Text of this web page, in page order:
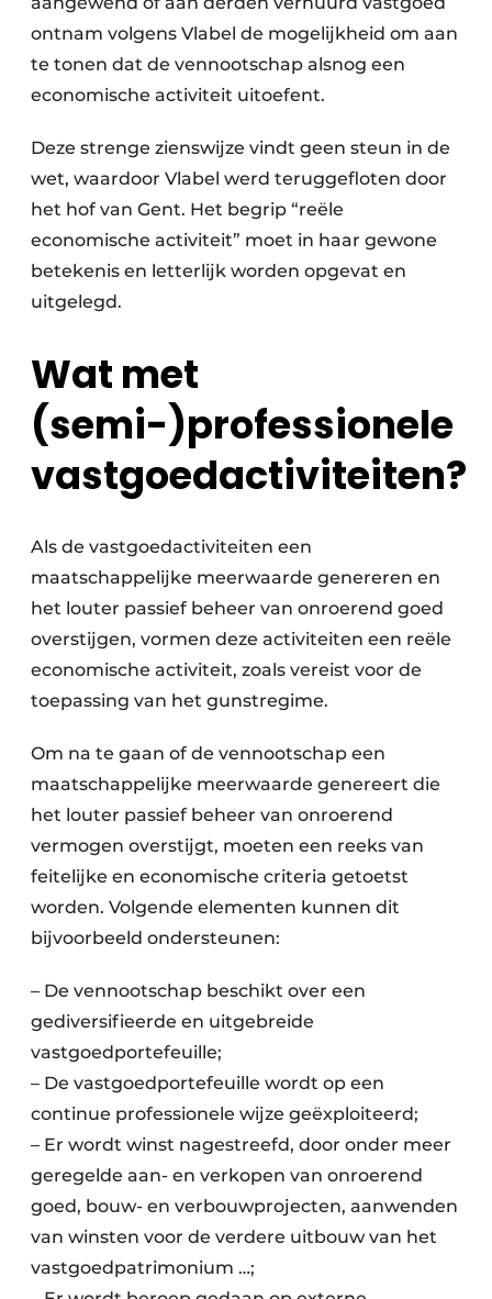
ontnam volgens Vlabel de mogelijkheid om aan
te tonen dat de vennootschap alsnog een
economische activiteit uitoefent.
Deze strenge zienswijze vindt geen steun in de
wet, waardoor Vlabel werd teruggefloten door
het hof van Gent. Het begrip “reële
economische activiteit” moet in haar gewone
betekenis en letterlijk worden opgevat en
uitgelegd.
Wat met
(semi-)professionele
vastgoedactiviteiten?
Als de vastgoedactiviteiten een
maatschappelijke meerwaarde genereren en
het louter passief beheer van onroerend goed
overstijgen, vormen deze activiteiten een reële
economische activiteit, zoals vereist voor de
toepassing van het gunstregime.
Om na te gaan of de vennootschap een
maatschappelijke meerwaarde genereert die
het louter passief beheer van onroerend
vermogen overstijgt, moeten een reeks van
feitelijke en economische criteria getoetst
worden. Volgende elementen kunnen dit
bijvoorbeeld ondersteunen:
– De vennootschap beschikt over een
gediversifieerde en uitgebreide
vastgoedportefeuille;
– De vastgoedportefeuille wordt op een
continue professionele wijze geëxploiteerd;
– Er wordt winst nagestreefd, door onder meer
geregelde aan- en verkopen van onroerend
goed, bouw- en verbouwprojecten, aanwenden
van winsten voor de verdere uitbouw van het
vastgoedpatrimonium …;